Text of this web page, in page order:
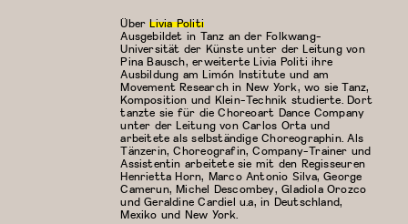
ÜberLivia Politi
Ausgebildet in Tanz an der Folkwang-
Universität der Künste unter der Leitung von
Pina Bausch, erweiterte Livia Politi ihre
Ausbildung am Limón Institute und am
Movement Research in New York, wo sie Tanz,
Komposition und Klein-Technik studierte. Dort
tanzte sie für die Choreoart Dance Company
unter der Leitung von Carlos Orta und
arbeitete als selbständige Choreographin. Als
Tänzerin, Choreografin, Company-Trainer und
Assistentin arbeitete sie mit den Regisseuren
Henrietta Horn, Marco Antonio Silva, George
Camerun, Michel Descombey, Gladiola Orozco
und Geraldine Cardiel u.a, in Deutschland,
Mexiko und New York.